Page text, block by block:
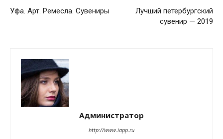
Уфа. Арт. Ремесла. Сувениры
Лучший петербургский
сувенир — 2019
Администратор
http://www.iapp.ru